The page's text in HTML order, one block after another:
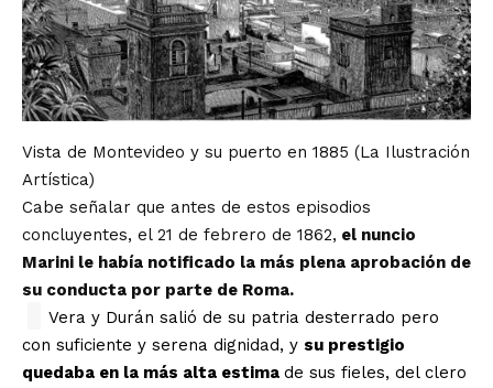
Vista de Montevideo y su puerto en 1885 (La Ilustración
Artística)
Cabe señalar que antes de estos episodios
concluyentes, el 21 de febrero de 1862, el nuncio
Marini le había notificado la más plena aprobación de
su conducta por parte de Roma.
Vera y Durán salió de su patria desterrado pero
con suficiente y serena dignidad, y su prestigio
quedaba en la más alta estima de sus fieles, del clero